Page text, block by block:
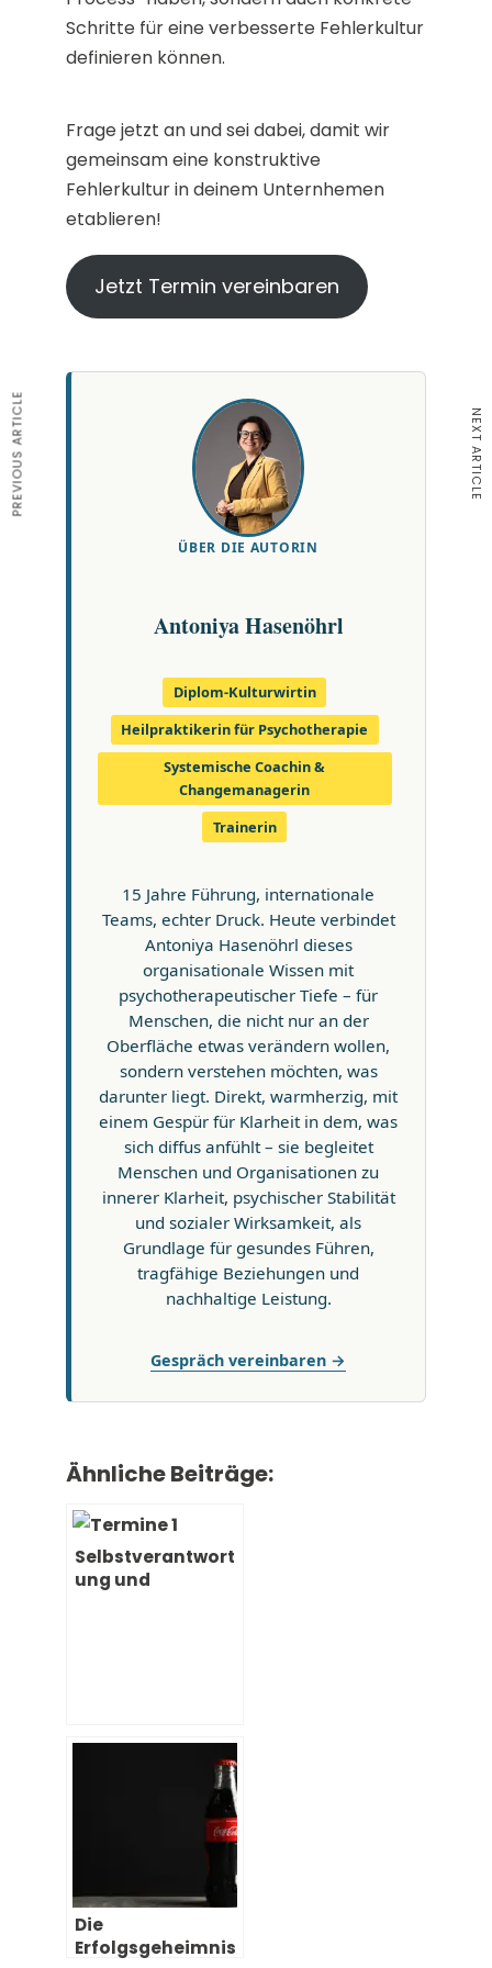
Schritte für eine verbesserte Fehlerkultur
definieren können.
Frage jetzt an und sei dabei, damit wir
gemeinsam eine konstruktive
Fehlerkultur in deinem Unternhemen
etablieren!
Jetzt Termin vereinbaren
ÜBER DIE AUTORIN
Antoniya Hasenöhrl
Diplom-Kulturwirtin
Heilpraktikerin für Psychotherapie
Systemische Coachin &
Changemanagerin
Trainerin
15 Jahre Führung, internationale
Teams, echter Druck. Heute verbindet
Antoniya Hasenöhrl dieses
organisationale Wissen mit
psychotherapeutischer Tiefe – für
Menschen, die nicht nur an der
Oberfläche etwas verändern wollen,
sondern verstehen möchten, was
darunter liegt. Direkt, warmherzig, mit
einem Gespür für Klarheit in dem, was
sich diffus anfühlt – sie begleitet
Menschen und Organisationen zu
innerer Klarheit, psychischer Stabilität
und sozialer Wirksamkeit, als
Grundlage für gesundes Führen,
tragfähige Beziehungen und
nachhaltige Leistung.
Gespräch vereinbaren →
Ähnliche Beiträge:
Selbstverantwort
ung und
Die
Erfolgsgeheimnis
PREVIOUS ARTICLE NEXT ARTICLE